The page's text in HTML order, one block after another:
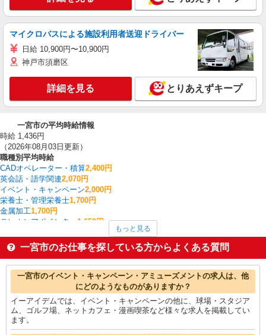
マイクロバスによる施設利用者送迎ドライバー
日給 10,900円〜10,900円
神戸市須磨区
詳細を見る とりあえずキープ
一宮市の平均時給情報
時給 1,436円
（2026年08月03日更新）
職種別平均時給
CADオペレーター・積算2,400円
英会話・語学関連2,070円
イベント・キャンペーン2,000円
栄養士・管理栄養士1,700円
金属加工1,700円
テレホンアポインター 1,650円
1,600円
看護師・保健師・看護助手・助産師1,571円
家電・携帯販売 1,508円
搬入・搬出・設営1,500円
一宮市の他の職種の平均時給を見る
もっと見る
一宮市のお仕事を探している方からよくある質問
一宮市のイベント・キャンペーン・アミューズメントの求人は、他
にどのようなものがありますか？
イーアイデムでは、イベント・キャンペーンの他に、球場・スタジア
ム、ゴルフ場、ネットカフェ・漫画喫茶など様々な求人を掲載してい
ます。